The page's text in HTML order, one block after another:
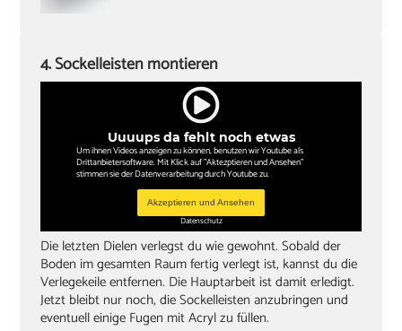
Uuuups da fehlt noch etwas
Um ihnen Videos anzeigen zu können, benutzen wir Youtube als
Drittanbietersoftware. Mit Klick auf "Aktezptieren und Ansehen"
stimmen sie der Datenverarbeitung durch Youtube zu.
Akzeptieren und Ansehen
Datenschutz
4. Sockelleisten montieren
Die letzten Dielen verlegst du wie gewohnt. Sobald der
Boden im gesamten Raum fertig verlegt ist, kannst du die
Verlegekeile entfernen. Die Hauptarbeit ist damit erledigt.
Jetzt bleibt nur noch, die Sockelleisten anzubringen und
eventuell einige Fugen mit Acryl zu füllen.